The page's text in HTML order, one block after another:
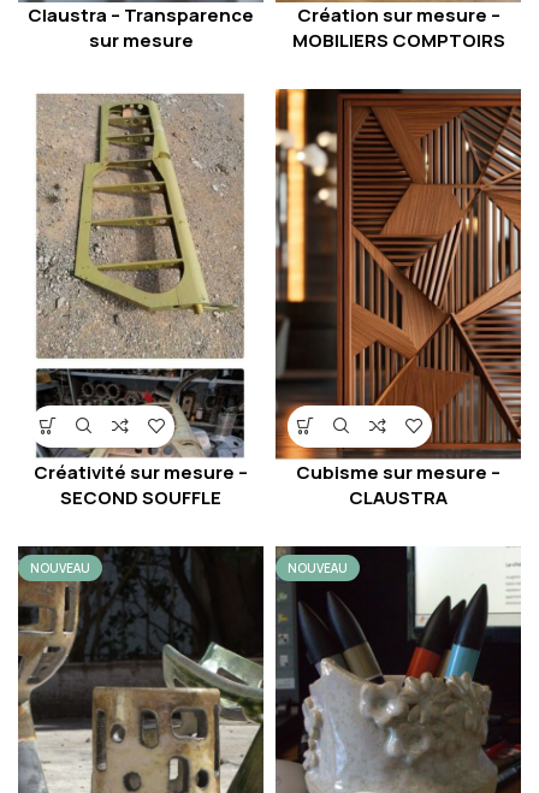
Claustra – Transparence
sur mesure
Création sur mesure –
MOBILIERS COMPTOIRS
Créativité sur mesure –
SECOND SOUFFLE
Cubisme sur mesure –
CLAUSTRA
NOUVEAU NOUVEAU